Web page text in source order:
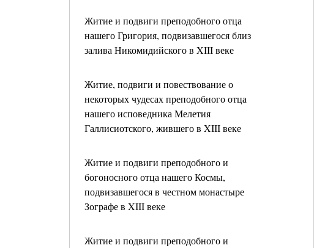
Житие и подвиги преподобного отца
нашего Григория, подвизавшегося близ
залива Никомидийского в XIII веке
Житие, подвиги и повествование о
некоторых чудесах преподобного отца
нашего исповедника Мелетия
Галлисиотского, жившего в XIII веке
Житие и подвиги преподобного и
богоносного отца нашего Космы,
подвизавшегося в честном монастыре
Зографе в XIII веке
Житие и подвиги преподобного и